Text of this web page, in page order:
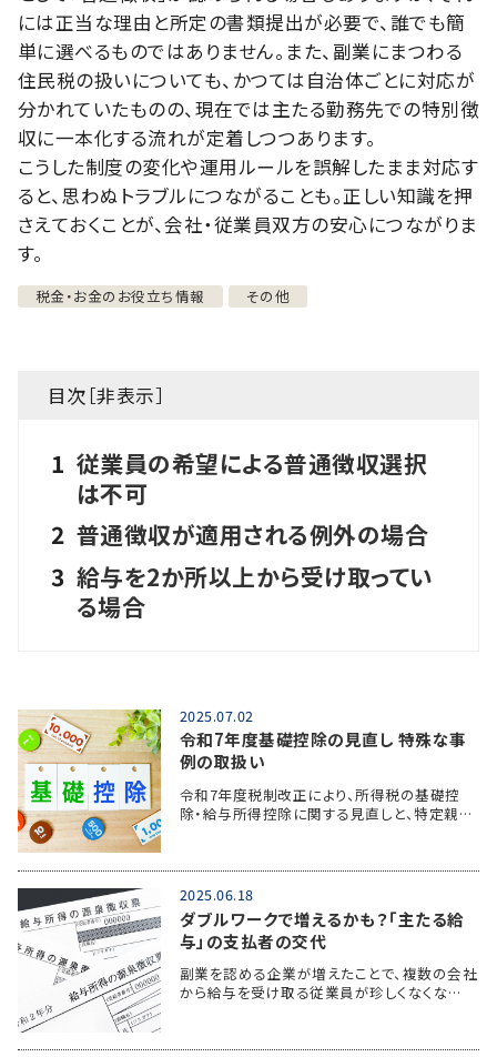
には正当な理由と所定の書類提出が必要で、誰でも簡
単に選べるものではありません。また、副業にまつわる
住民税の扱いについても、かつては自治体ごとに対応が
分かれていたものの、現在では主たる勤務先での特別徴
収に一本化する流れが定着しつつあります。
こうした制度の変化や運用ルールを誤解したまま対応す
ると、思わぬトラブルにつながることも。正しい知識を押
さえておくことが、会社・従業員双方の安心につながりま
す。
税金・お金のお役立ち情報 その他
目次［非表示］
1 従業員の希望による普通徴収選択
は不可
2 普通徴収が適用される例外の場合
3 給与を2か所以上から受け取ってい
る場合
2025.07.02
令和7年度基礎控除の見直し 特殊な事
例の取扱い
令和7年度税制改正により、所得税の基礎控
除・給与所得控除に関する見直しと、特定親…
2025.06.18
ダブルワークで増えるかも？「主たる給
与」の支払者の交代
副業を認める企業が増えたことで、複数の会社
から給与を受け取る従業員が珍しくなくな…